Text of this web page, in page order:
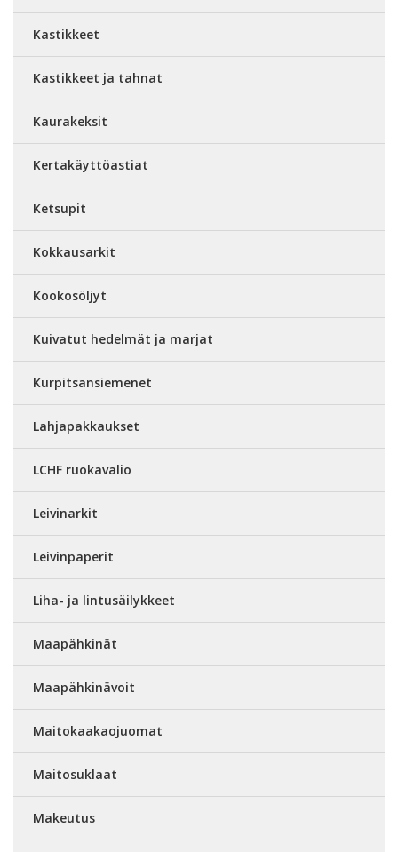
Kastikkeet
Kastikkeet ja tahnat
Kaurakeksit
Kertakäyttöastiat
Ketsupit
Kokkausarkit
Kookosöljyt
Kuivatut hedelmät ja marjat
Kurpitsansiemenet
Lahjapakkaukset
LCHF ruokavalio
Leivinarkit
Leivinpaperit
Liha- ja lintusäilykkeet
Maapähkinät
Maapähkinävoit
Maitokaakaojuomat
Maitosuklaat
Makeutus